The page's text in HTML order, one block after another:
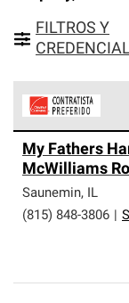
FILTROS Y
parte de una red
que cumplen
de
My Fathers
McWilliams
Saunemin, IL
(815) 848-3806